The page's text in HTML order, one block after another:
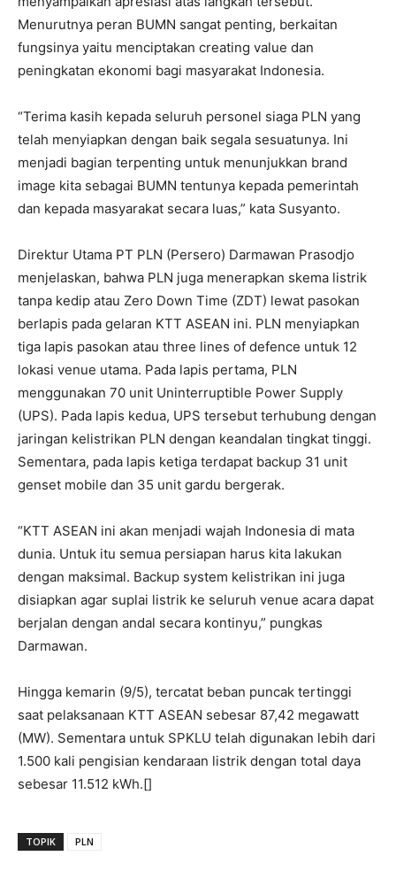
Menurutnya peran BUMN sangat penting, berkaitan
fungsinya yaitu menciptakan creating value dan
peningkatan ekonomi bagi masyarakat Indonesia.
“Terima kasih kepada seluruh personel siaga PLN yang
telah menyiapkan dengan baik segala sesuatunya. Ini
menjadi bagian terpenting untuk menunjukkan brand
image kita sebagai BUMN tentunya kepada pemerintah
dan kepada masyarakat secara luas,” kata Susyanto.
Direktur Utama PT PLN (Persero) Darmawan Prasodjo
menjelaskan, bahwa PLN juga menerapkan skema listrik
tanpa kedip atau Zero Down Time (ZDT) lewat pasokan
berlapis pada gelaran KTT ASEAN ini. PLN menyiapkan
tiga lapis pasokan atau three lines of defence untuk 12
lokasi venue utama. Pada lapis pertama, PLN
menggunakan 70 unit Uninterruptible Power Supply
(UPS). Pada lapis kedua, UPS tersebut terhubung dengan
jaringan kelistrikan PLN dengan keandalan tingkat tinggi.
Sementara, pada lapis ketiga terdapat backup 31 unit
genset mobile dan 35 unit gardu bergerak.
“KTT ASEAN ini akan menjadi wajah Indonesia di mata
dunia. Untuk itu semua persiapan harus kita lakukan
dengan maksimal. Backup system kelistrikan ini juga
disiapkan agar suplai listrik ke seluruh venue acara dapat
berjalan dengan andal secara kontinyu,” pungkas
Darmawan.
Hingga kemarin (9/5), tercatat beban puncak tertinggi
saat pelaksanaan KTT ASEAN sebesar 87,42 megawatt
(MW). Sementara untuk SPKLU telah digunakan lebih dari
1.500 kali pengisian kendaraan listrik dengan total daya
sebesar 11.512 kWh.[]
TOPIK PLN